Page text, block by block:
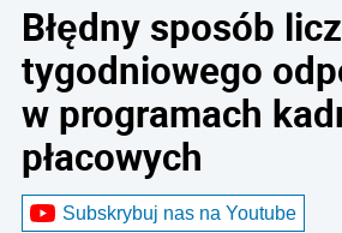
Błędny sposób
tygodniowego
w programach
płacowych
Subskrybuj nas na Youtube